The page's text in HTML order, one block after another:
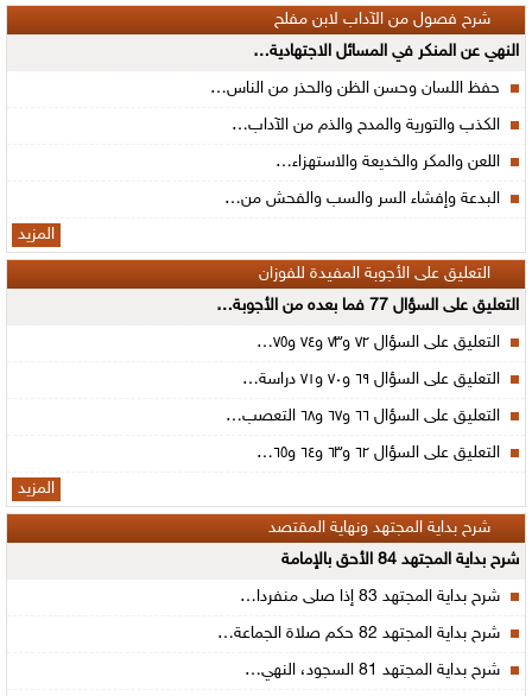
شرح فصول من الآداب لابن مفلح
النهي عن المنكر في المسائل الاجتهادية…
حفظ اللسان وحسن الظن والحذر من الناس…
الكذب والتورية والمدح والذم من الآداب…
اللعن والمكر والخديعة والاستهزاء…
البدعة وإفشاء السر والسب والفحش من…
المزيد
التعليق على الأجوبة المفيدة للفوزان
التعليق على السؤال 77 فما بعده من الأجوبة…
التعليق على السؤال ٧٢ و٧٣ و٧٤ و٧٥…
التعليق على السؤال ٦٩ و٧٠ و٧١ دراسة…
التعليق على السؤال ٦٦ و٦٧ و٦٨ التعصب…
التعليق على السؤال ٦٢ و٦٣ و٦٤ و٦٥…
المزيد
شرح بداية المجتهد ونهاية المقتصد
شرح بداية المجتهد 84 الأحق بالإمامة
شرح بداية المجتهد 83 إذا صلى منفردا…
شرح بداية المجتهد 82 حكم صلاة الجماعة…
شرح بداية المجتهد 81 السجود، النهي…